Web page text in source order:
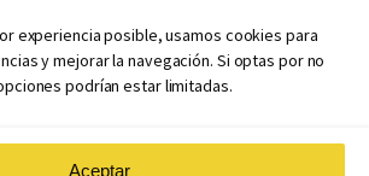
experiencia posible, usamos cookies para
y mejorar la navegación. Si optas por no
podrían estar limitadas.
Aceptar